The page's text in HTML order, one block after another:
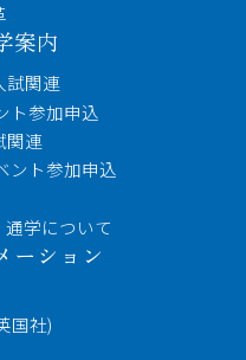
案内
試関連
ト参加申込
関連
ント参加申込
通学について
ーション
国社)
央区上林町3-18
（代表）